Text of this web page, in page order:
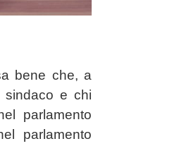
bene che, a
sindaco e chi
parlamento
parlamento